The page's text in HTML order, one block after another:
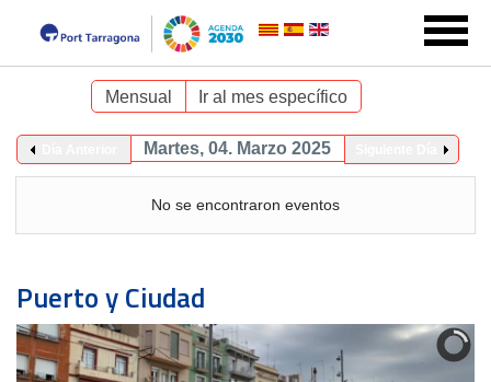
Mensual Ir al mes específico
Martes, 04. Marzo 2025
No se encontraron eventos
Puerto y Ciudad